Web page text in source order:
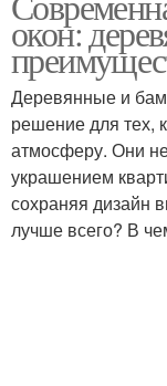
окон:
Деревянные и
решение для тех,
атмосферу. Они
украшением
сохраняя дизайн
лучше всего? В